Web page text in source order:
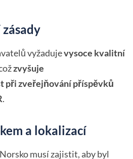
vyžadujevysoce kvalitní
zvyšuje
při zveřejňování příspěvků
.
a lokalizací
musí zajistit, aby byl